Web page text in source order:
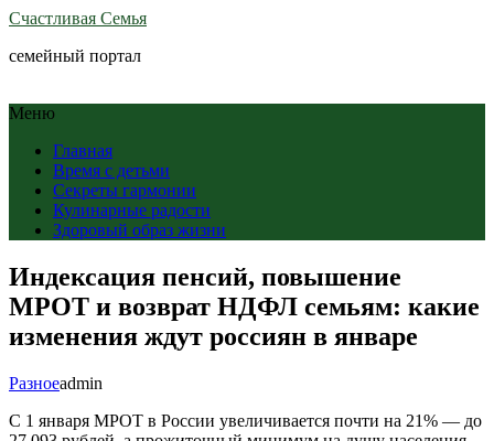
Счастливая Семья
семейный портал
Меню
Главная
Время с детьми
Секреты гармонии
Кулинарные радости
Здоровый образ жизни
Индексация пенсий, повышение
МРОТ и возврат НДФЛ семьям: какие
изменения ждут россиян в январе
Разноеadmin
С 1 января МРОТ в России увеличивается почти на 21% — до